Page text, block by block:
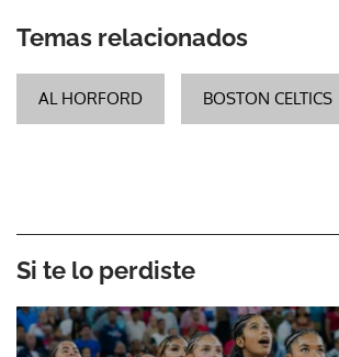
Temas relacionados
AL HORFORD BOSTON CELTICS
Si te lo perdiste